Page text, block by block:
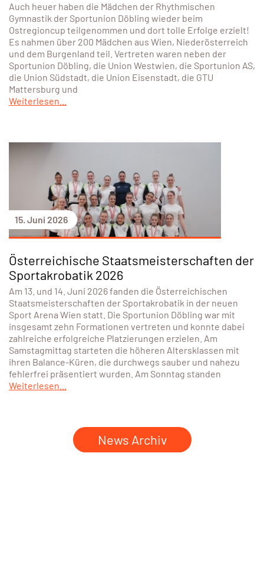
Auch heuer haben die Mädchen der Rhythmischen
Gymnastik der Sportunion Döbling wieder beim
Ostregioncup teilgenommen und dort tolle Erfolge erzielt!
Es nahmen über 200 Mädchen aus Wien, Niederösterreich
und dem Burgenland teil. Vertreten waren neben der
Sportunion Döbling, die Union Westwien, die Sportunion AS,
die Union Südstadt, die Union Eisenstadt, die GTU
Mattersburg und
Weiterlesen...
15. Juni 2026
Österreichische Staatsmeisterschaften der
Sportakrobatik 2026
Am 13. und 14. Juni 2026 fanden die Österreichischen
Staatsmeisterschaften der Sportakrobatik in der neuen
Sport Arena Wien statt. Die Sportunion Döbling war mit
insgesamt zehn Formationen vertreten und konnte dabei
zahlreiche erfolgreiche Platzierungen erzielen. Am
Samstagmittag starteten die höheren Altersklassen mit
ihren Balance-Küren, die durchwegs sauber und nahezu
fehlerfrei präsentiert wurden. Am Sonntag standen
Weiterlesen...
News Archiv